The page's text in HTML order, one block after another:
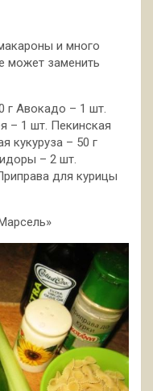
и много
может заменить
г Авокадо – 1 шт.
– 1 шт. Пекинская
кукуруза – 50 г
– 2 шт.
для курицы